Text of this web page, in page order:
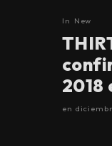
In New
2018
en